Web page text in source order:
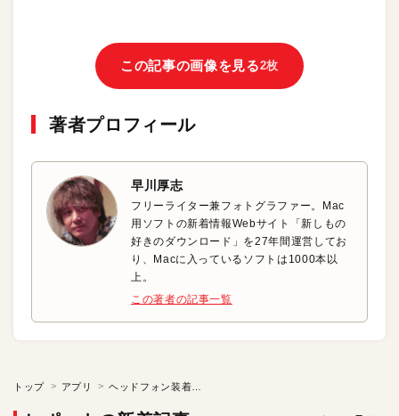
この記事の画像を見る2枚
著者プロフィール
早川厚志
フリーライター兼フォトグラファー。Mac
用ソフトの新着情報Webサイト「新しもの
好きのダウンロード」を27年間運営してお
り、Macに入っているソフトは1000本以
上。
この著者の記事一覧
トップ アプリ